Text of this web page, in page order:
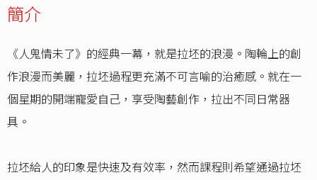
簡介
《人鬼情未了》的經典一幕，就是拉坯的浪漫。陶輪上的創
作浪漫而美麗，拉坯過程更充滿不可言喻的治癒感。就在一
個星期的開端寵愛自己，享受陶藝創作，拉出不同日常器
具。
拉坯給人的印象是快速及有效率，然而課程則希望通過拉坯